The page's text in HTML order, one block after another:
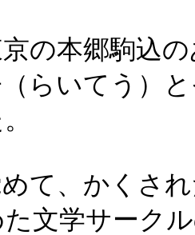
の本郷駒込
らいてう）
めて、かくさ
文学サーク